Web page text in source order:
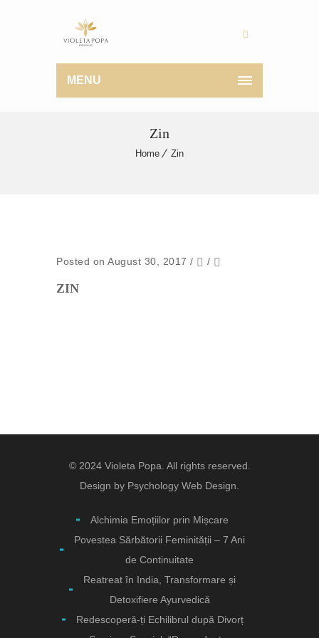
MENU
Zin
Home Zin
Posted on August 30, 2017 / /
ZIN
© 2024 Violeta Popa. All rights reserved.
Design by Psychology Web Design.
Alchimia Emoțiilor prin Mișcare
Povestea Sărbătorii Feminității – 7 Ani
de Continuitate
Reatreat în India, Transformare și
Detoxifiere Ayurvedică
Redescoperă-ți Echilibrul după Divorț